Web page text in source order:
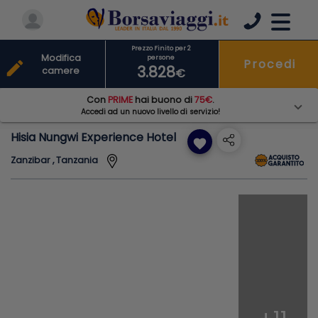
Hisia Nungwi Experience Hotel favorite
Zanzibar , Tanzania
Prezzo Finito per 2
persone
3.828€
Procedi
edit
Modifica
camere
Con PRIME hai buono di75€.
Accedi ad un nuovo livello di servizio!